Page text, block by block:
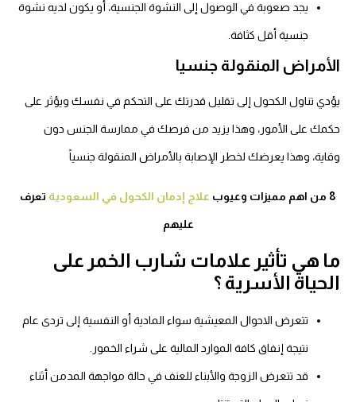
يجد صعوبة في الوصول إلى النشوة الجنسية، أو يكون لديه نشوة
جنسية أقل كثافة.
الأمراض المنقولة جنسيا
يؤدي تناول الكحول إلى تقليل قدرتك على التحكم في نفسك ويؤثر على
حكمك على الأمور، وهذا يزيد من فرصك في ممارسة الجنس دون
وقاية، وهذا يعرضك لخطر الإصابة بالأمراض المنقولة جنسياً
8 من اهم مميزات وعيوب علاج إدمان الكحول في السعودية تعرف
عليهم
ما هي تأثير علامات شارب الخمر على
الحياة الأسرية ؟
تتعرض الاحوال المعيشية سواء المادية أو النفسية إلى تردى عام
نتيجة إنفاق كافة الموارد المالية على شراء الخمور.
قد تتعرض الزوجة والأبناء للعنف في حالة مواجهة المدمن أثناء